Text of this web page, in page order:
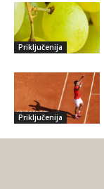
Priključenija
Priključenija